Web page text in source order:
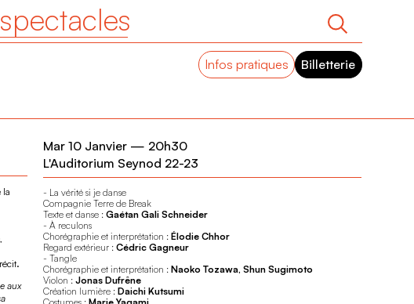
spectacles
Infos pratiques Billetterie
la
aux
Mar 10 Janvier— 20h30
L'Auditorium Seynod 22-23
- La vérité si je danse
Compagnie Terre de Break
Texte et danse : Gaétan Gali Schneider
- À reculons
Chorégraphie et interprétation : Élodie Chhor
Regard extérieur : Cédric Gagneur
- Tangle
Chorégraphie et interprétation : Naoko Tozawa, Shun Sugimoto
Violon : Jonas Dufrêne
Création lumière : Daichi Kutsumi